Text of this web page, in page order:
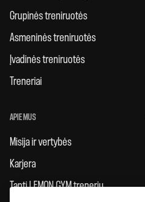
Grupinės treniruotės
Asmeninės treniruotės
Įvadinės treniruotės
Treneriai
APIE MUS
Misija ir vertybės
Karjera
Tapti LEMON GYM treneriu